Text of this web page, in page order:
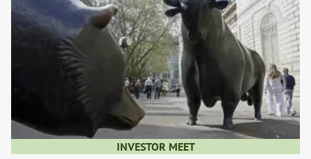
INVESTOR MEET